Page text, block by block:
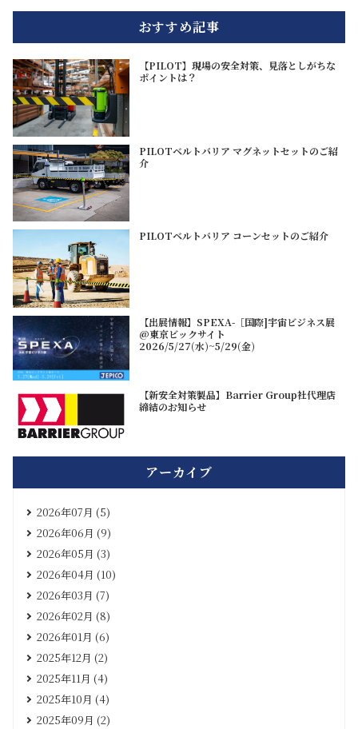
おすすめ記事
【PILOT】現場の安全対策、見落としがちな
ポイントは？
PILOTベルトバリア マグネットセットのご紹
介
PILOTベルトバリア コーンセットのご紹介
【出展情報】SPEXA-［国際]宇宙ビジネス展
@東京ビックサイト
2026/5/27(水)~5/29(金)
【新安全対策製品】Barrier Group社代理店
締結のお知らせ
アーカイブ
2026年07月 (5)
2026年06月 (9)
2026年05月 (3)
2026年04月 (10)
2026年03月 (7)
2026年02月 (8)
2026年01月 (6)
2025年12月 (2)
2025年11月 (4)
2025年10月 (4)
2025年09月 (2)